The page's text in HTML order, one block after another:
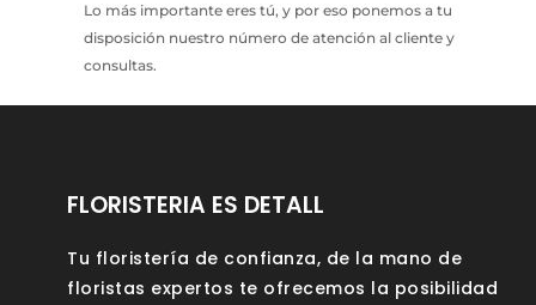
Lo más importante eres tú, y por eso ponemos a tu
disposición nuestro número de atención al cliente y
consultas.
FLORISTERIA ES DETALL
Tu floristería de confianza, de la mano de
floristas expertos te ofrecemos la posibilidad